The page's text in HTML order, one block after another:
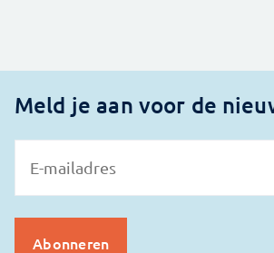
Meld je aan voor de